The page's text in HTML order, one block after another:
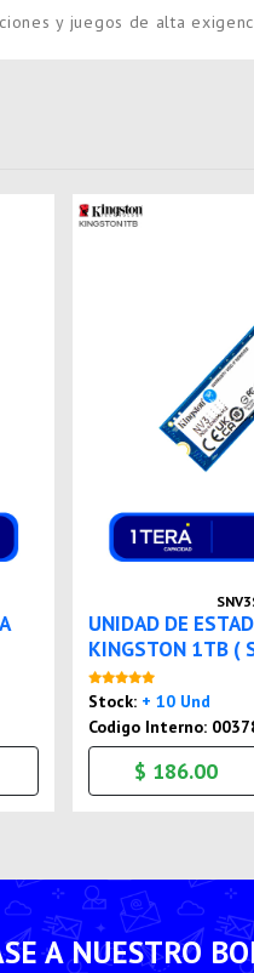
y juegos de alta
UNIDAD DE
KINGSTON 1TB (
Stock: + 10 Und
Codigo Interno:
$ 186.00
A NUESTRO